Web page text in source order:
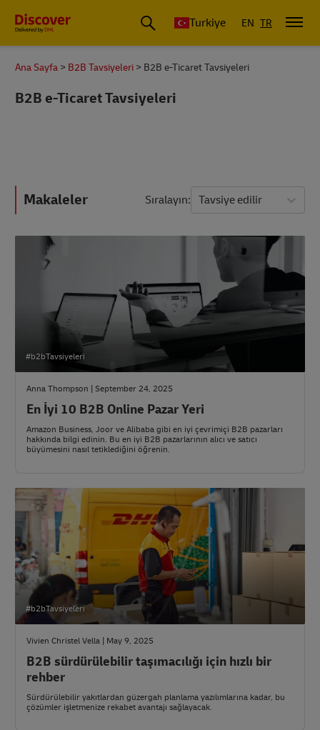
Discover Türkiye Turkiye EN TR
Ana Sayfa B2B Tavsiyeleri B2B e-Ticaret Tavsiyeleri
B2B e-Ticaret Tavsiyeleri
Makaleler Sıralayın Tavsiye edilir
#b2bTavsiyeleri
Anna Thompson | September 24, 2025
En İyi 10 B2B Online Pazar Yeri
Amazon Business, Joor ve Alibaba gibi en iyi çevrimiçi B2B pazarları
hakkında bilgi edinin. Bu en iyi B2B pazarlarının alıcı ve satıcı
büyümesini nasıl tetiklediğini öğrenin.
#b2bTavsiyeleri
Vivien Christel Vella | May 9, 2025
B2B sürdürülebilir taşımacılığı için hızlı bir
rehber
Sürdürülebilir yakıtlardan güzergah planlama yazılımlarına kadar, bu
çözümler işletmenize rekabet avantajı sağlayacak.